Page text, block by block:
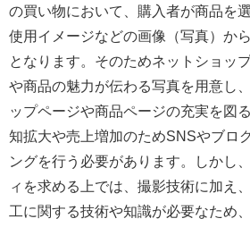
の買い物において、購入者が商品を
使用イメージなどの画像（写真）か
となります。そのためネットショッ
や商品の魅力が伝わる写真を用意し
ップページや商品ページの充実を図
知拡大や売上増加のためSNSやブロ
ングを行う必要があります。しかし
ィを求める上では、撮影技術に加え
工に関する技術や知識が必要なため